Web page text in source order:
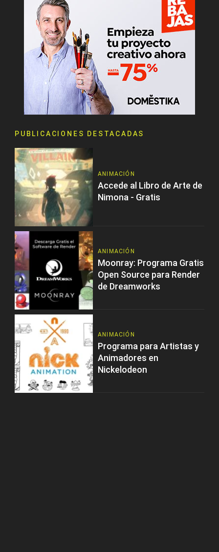
PUBLICACIONES DESTACADAS
ANIMACIÓN
Accede al Libro de Arte de
Nimona - Gratis
ANIMACIÓN
Moonray: Programa Gratis
Open Source para Render
de Dreamworks
ANIMACIÓN
Programa para Artistas y
Animadores en
Nickelodeon